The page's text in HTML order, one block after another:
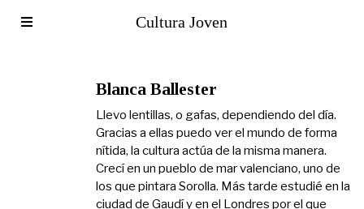
Cultura Joven
Blanca Ballester
Llevo lentillas, o gafas, dependiendo del día.
Gracias a ellas puedo ver el mundo de forma
nítida, la cultura actúa de la misma manera.
Crecí en un pueblo de mar valenciano, uno de
los que pintara Sorolla. Más tarde estudié en la
ciudad de Gaudí y en el Londres por el que